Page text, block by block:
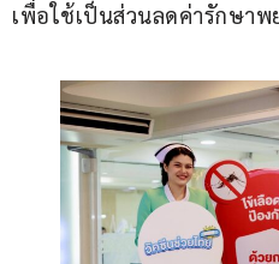
เพื่อใช้เป็นส่วนลดค่ารักษาพ